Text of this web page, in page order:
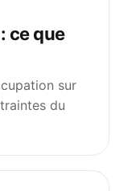
ce que
sur
du